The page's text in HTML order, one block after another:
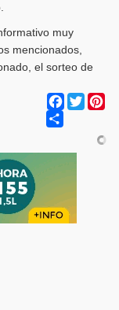
muy
mencionados,
el sorteo de
Facebook
Twitter